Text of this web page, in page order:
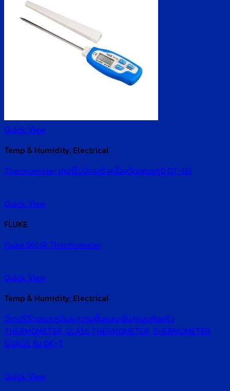
Quick View
Temp & Humidity, Electrical
Thermometer เทอร์โมมิเตอร์ เครื่องวัดอุณหภูมิ DT-131
Quick View
FLUKE
Fluke 561 IR Thermometer
Quick View
Temp & Humidity, Electrical
มิเตอร์วัดอุณหภูมิและความชื้นแบบเข็ม/แบบท่อแก้ว
THERMOMETER, GLASS THERMOMETER, THERMOMETER
GUAGE รุ่น DK-T
Quick View